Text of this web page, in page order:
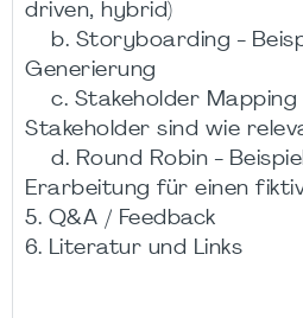
driven, hybrid)
b. Storyboarding -
Generierung
c. Stakeholder Mapping
Stakeholder sind wie
d. Round Robin -
Erarbeitung für einen
5. Q&A / Feedback
6. Literatur und Links